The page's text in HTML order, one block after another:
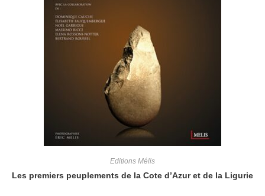
Editions Mélis
Les premiers peuplements de la Cote d’Azur et de la Ligurie